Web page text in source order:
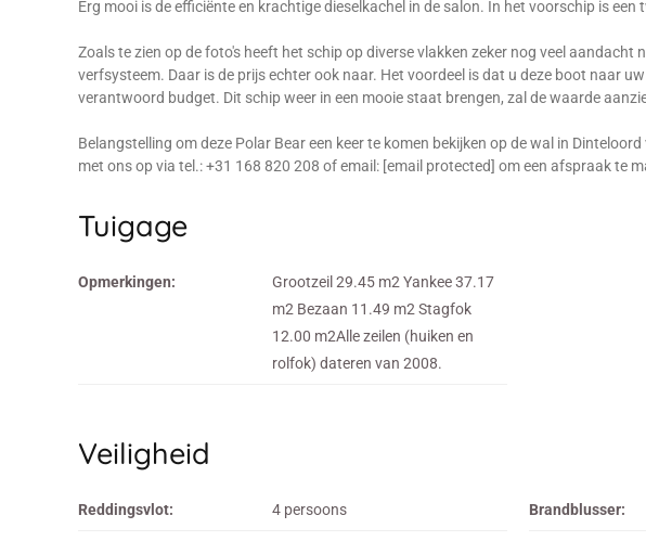
Erg mooi is de efficiënte en krachtige dieselkachel in de salon. In het voorschip is
Zoals te zien op de foto's heeft het schip op diverse vlakken zeker nog veel
verfsysteem. Daar is de prijs echter ook naar. Het voordeel is dat u deze boot naar
verantwoord budget. Dit schip weer in een mooie staat brengen, zal de waarde
Belangstelling om deze Polar Bear een keer te komen bekijken op de wal in
met ons op via tel.: +31 168 820 208 of email: [email protected] om een afspraak te
Tuigage
Opmerkingen:
Grootzeil 29.45 m2 Yankee 37.17
m2 Bezaan 11.49 m2 Stagfok
12.00 m2Alle zeilen (huiken en
rolfok) dateren van 2008.
Veiligheid
Reddingsvlot: 4 persoons Brandblusser: